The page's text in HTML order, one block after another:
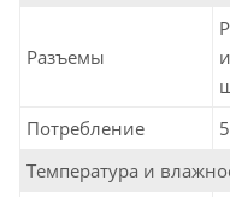
Разъемы
Потребление
Температура и